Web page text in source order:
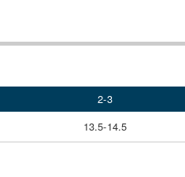
2-3
13.5-14.5